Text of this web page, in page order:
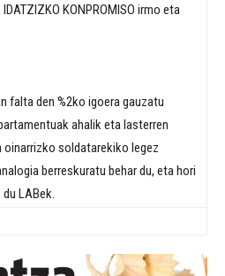
KONPROMISO irmo eta
falta den %2ko igoera gauzatu
ahalik eta lasterren
soldatarekiko legez
berreskuratu behar du, eta hori
LABek.